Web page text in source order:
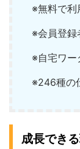
※無料で利
※会員登録
※自宅ワー
※246種の
成長でき